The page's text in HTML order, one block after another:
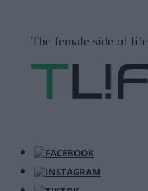
The female side of life